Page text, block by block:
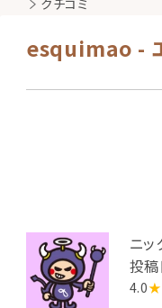
クチコミ
esquimao -
ニッ
投
4.0